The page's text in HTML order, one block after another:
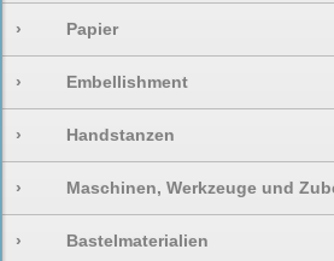
› Papier
› Embellishment
› Handstanzen
› Maschinen, Werkzeuge und
› Bastelmaterialien